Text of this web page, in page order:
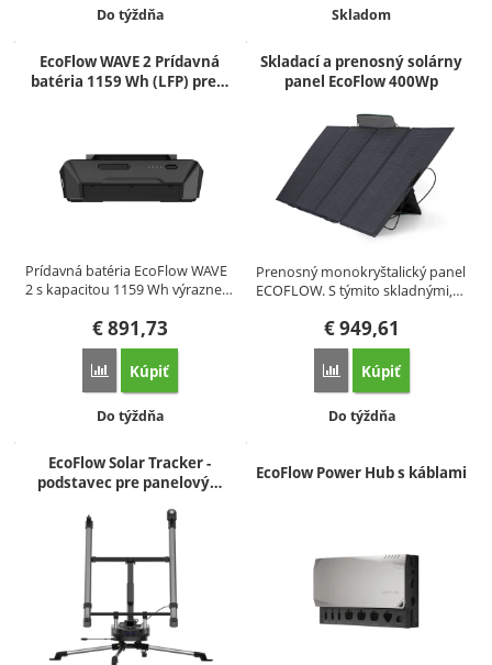
Dostupnosť:
Do týždňa Dostupnosť:
Skladom
EcoFlow WAVE 2 Prídavná
batéria 1159 Wh (LFP) pre…
Prídavná batéria EcoFlow WAVE
2 s kapacitou 1159 Wh výrazne…
€891,73
Porovnať
Kúpiť
Dostupnosť:
Do týždňa
Skladací a prenosný solárny
panel EcoFlow 400Wp
Prenosný monokryštalický panel
ECOFLOW. S týmito skladnými,…
€949,61
Porovnať
Kúpiť
Dostupnosť:
Do týždňa
EcoFlow Solar Tracker -
podstavec pre panelový…
EcoFlow Power Hub s káblami